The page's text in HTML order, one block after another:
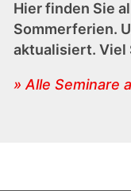
Hier finden Sie
Sommerferien.
aktualisiert. Viel
» Alle Seminare